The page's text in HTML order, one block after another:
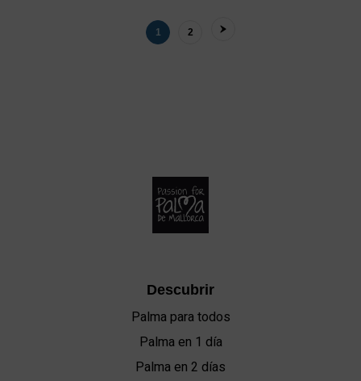
1 2
Descubrir
Palma para todos
Palma en 1 día
Palma en 2 días